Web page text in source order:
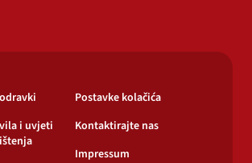
i uvjeti
Postavke kolačića
Kontaktirajte nas
Impressum